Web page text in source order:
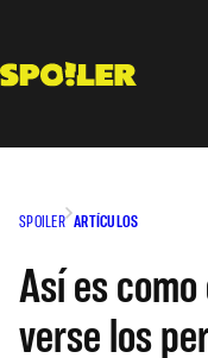
contenido
SPOILER ARTÍCULOS
Así es
verse los